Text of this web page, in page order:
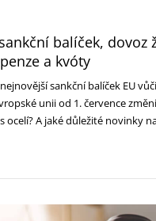
balíček, dovoz
a kvóty
sankční balíček EU
unii od 1. července
ocelí? A jaké důležité novinky